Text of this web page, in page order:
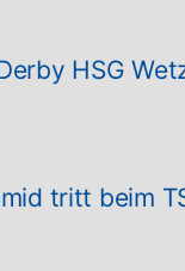
HSG
tritt beim